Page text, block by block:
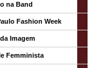
na Band
Fashion Week
Imagem
Femminista